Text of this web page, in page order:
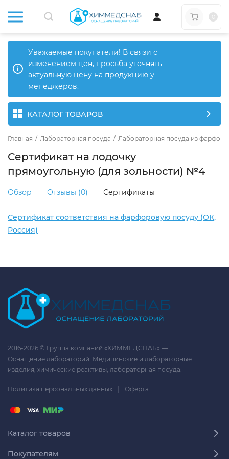
Уважаемые покупатели! В связи с
изменением цен, просьба уточнять
актуальную цену на продукцию у
менеджеров.
КАТАЛОГ ТОВАРОВ
Главная / Лабораторная посуда / Лабораторная посуда из фарфора
Сертификат на лодочку
прямоугольную (для зольности) №4
Обзор Отзывы (0) Сертификаты
Сертификат соответствия на фарфоровую посуду (ОК,
Россия)
2016-2026 © Группа компаний «ХИММЕДСНАБ» —
Оснащение лабораторий. Медицинские и лабораторные
изделия, химические реактивы, лабораторная посуда.
Политика персональных данных | Оферта
Каталог товаров
Покупателям